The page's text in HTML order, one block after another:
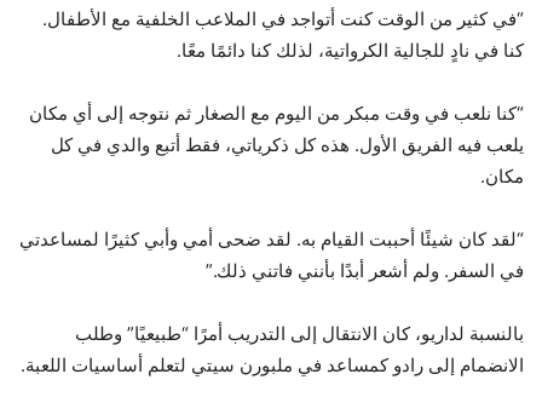
“في كثير من الوقت كنت أتواجد في الملاعب الخلفية مع الأطفال.
كنا في نادٍ للجالية الكرواتية، لذلك كنا دائمًا معًا.
“كنا نلعب في وقت مبكر من اليوم مع الصغار ثم نتوجه إلى أي مكان
يلعب فيه الفريق الأول. هذه كل ذكرياتي، فقط أتبع والدي في كل
مكان.
“لقد كان شيئًا أحببت القيام به. لقد ضحى أمي وأبي كثيرًا لمساعدتي
في السفر. ولم أشعر أبدًا بأنني فاتني ذلك.”
بالنسبة لداريو، كان الانتقال إلى التدريب أمرًا “طبيعيًا” وطلب
الانضمام إلى رادو كمساعد في ملبورن سيتي لتعلم أساسيات اللعبة.